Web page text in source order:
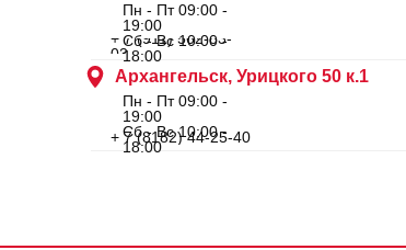
Архангельск, Урицкого 50 к.1
Пн - Пт 09:00 -
19:00
Сб - Вс 10:00 -
18:00
Пн - Пт 09:00 -
19:00
Сб - Вс 10:00 -
18:00
+ 7 (911) 562-83-
03
+ 7 (8182) 44-25-40